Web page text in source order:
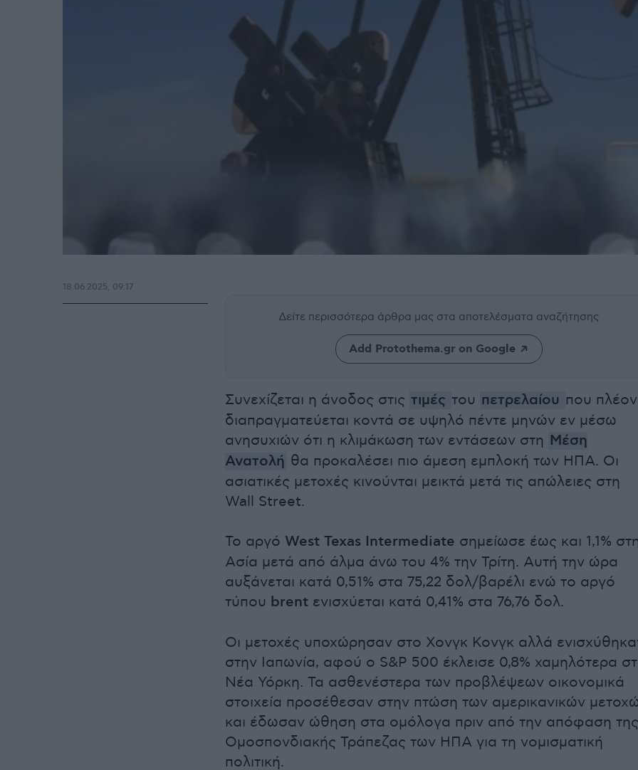
Δείτε περισσότερα άρθρα μας στα αποτελέσματα αναζήτησης
Add Protothema.gr on Google
Συνεχίζεται η άνοδος στις τιμές του πετρελαίου που πλέον
διαπραγματεύεται κοντά σε υψηλό πέντε μηνών εν μέσω
ανησυχιών ότι η κλιμάκωση των εντάσεων στη Μέση
Ανατολή θα προκαλέσει πιο άμεση εμπλοκή των ΗΠΑ. Οι
ασιατικές μετοχές κινούνται μεικτά μετά τις απώλειες στη
Wall Street.
Το αργό West Texas Intermediate σημείωσε έως και 1,1%
Ασία μετά από άλμα άνω του 4% την Τρίτη. Αυτή την ώρα
αυξάνεται κατά 0,51% στα 75,22 δολ/βαρέλι ενώ το αργό
τύπου brent ενισχύεται κατά 0,41% στα 76,76 δολ.
Οι μετοχές υποχώρησαν στο Χονγκ Κονγκ αλλά
στην Ιαπωνία, αφού ο S&P 500 έκλεισε 0,8% χαμηλότερα
Νέα Υόρκη. Τα ασθενέστερα των προβλέψεων οικονομικά
στοιχεία προσέθεσαν στην πτώση των αμερικανικών
και έδωσαν ώθηση στα ομόλογα πριν από την απόφαση της
Ομοσπονδιακής Τράπεζας των ΗΠΑ για τη νομισματική
πολιτική.
18.06.2025, 09:17